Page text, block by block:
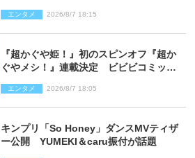
エンタメ 2026/8/7 18:15
『超かぐや姫！』初のスピンオフ『超か
ぐやメシ！』連載決定 ビビビコミック
エンタメ 2026/8/7 18:05
キンプリ「So Honey」ダンスMVティザ
ー公開 YUMEKI＆caru振付が話題